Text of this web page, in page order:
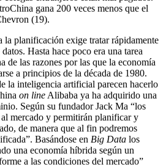
gana 200 veces menos que el
(19).
la planificación exige tratar rápidamente
Hasta hace poco era una tarea
de las razones por las que la economía
a principios de la década de 1980.
la inteligencia artificial parecen hacerlo
on line Alibaba ya ha adquirido una
Según su fundador Jack Ma “los
al mercado y permitirán planificar y
de manera que al fin podremos
Basándose en Big Data los
una economía híbrida según un
a las condiciones del mercado”